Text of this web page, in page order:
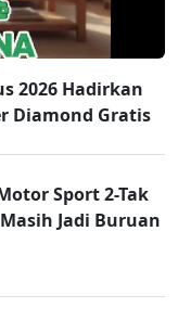
2026 Hadirkan
Diamond Gratis
Sport 2-Tak
Jadi Buruan